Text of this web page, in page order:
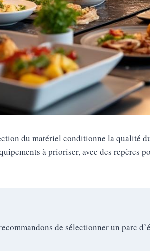
du matériel conditionne la qualité
à prioriser, avec des repères
de sélectionner un parc